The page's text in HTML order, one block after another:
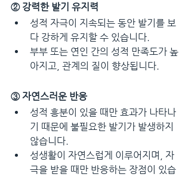
② 강력한 발기 유지력
성적 자극이 지속되는 동안 발기를 보
다 강하게 유지할 수 있습니다.
부부 또는 연인 간의 성적 만족도가 높
아지고, 관계의 질이 향상됩니다.
③ 자연스러운 반응
성적 흥분이 있을 때만 효과가 나타나
기 때문에 불필요한 발기가 발생하지
않습니다.
성생활이 자연스럽게 이루어지며, 자
극을 받을 때만 반응하는 장점이 있습